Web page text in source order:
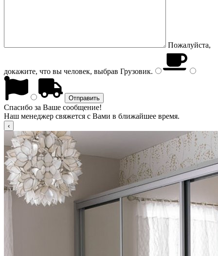
Пожалуйста,
докажите, что вы человек, выбрав Грузовик.
Спасибо за Ваше сообщение!
Наш менеджер свяжется с Вами в ближайшее время.